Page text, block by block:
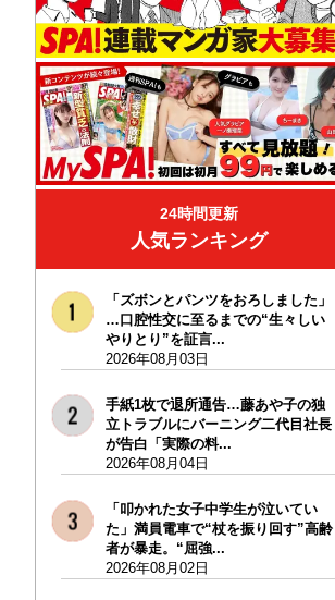
24時間更新
人気ランキング
「ズボンとパンツをおろしました」
…口腔性交に至るまでの“生々しい
やりとり”を証言...
2026年08月03日
手紙1枚で退所通告…藤あや子の独
立トラブルにバーニング二代目社長
が告白「実際の料...
2026年08月04日
「叩かれた女子中学生が泣いてい
た」満員電車で“杖を振り回す”高齢
者が暴走。“屈強...
2026年08月02日